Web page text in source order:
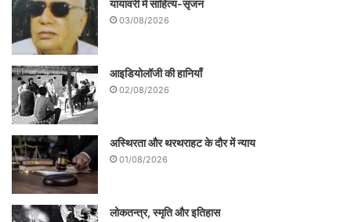
अश्‍वत्‍थामा बन जाता है। तथाकथित समय में
अश्‍वत्‍थामा जैसे लोगों का उदय निरंतर होता जा रहा
है। इसलिए महाभारत का यह पात्र समसामयिक भी
लगता है। आधुनिक समाज, अश्‍वत्‍थामा की पहली
प्रवृत्ति वाली भूमिका को छोड़ चुका है और दूसरी
प्रवृत्ति वाली भूमिका को अपना रहा है।
यायावरी में साहित्य-सृजन
03/08/2026
आइडियोलॉजी की हानियाँ
02/08/2026
अस्थिरता और थरथराहट के दौर में न्याय
01/08/2026
लोकतन्त्र, स्मृति और इतिहास